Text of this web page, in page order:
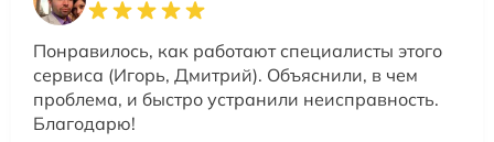
Понравилось, как работают специалисты этого
сервиса (Игорь, Дмитрий). Объяснили, в чем
проблема, и быстро устранили неисправность.
Благодарю!